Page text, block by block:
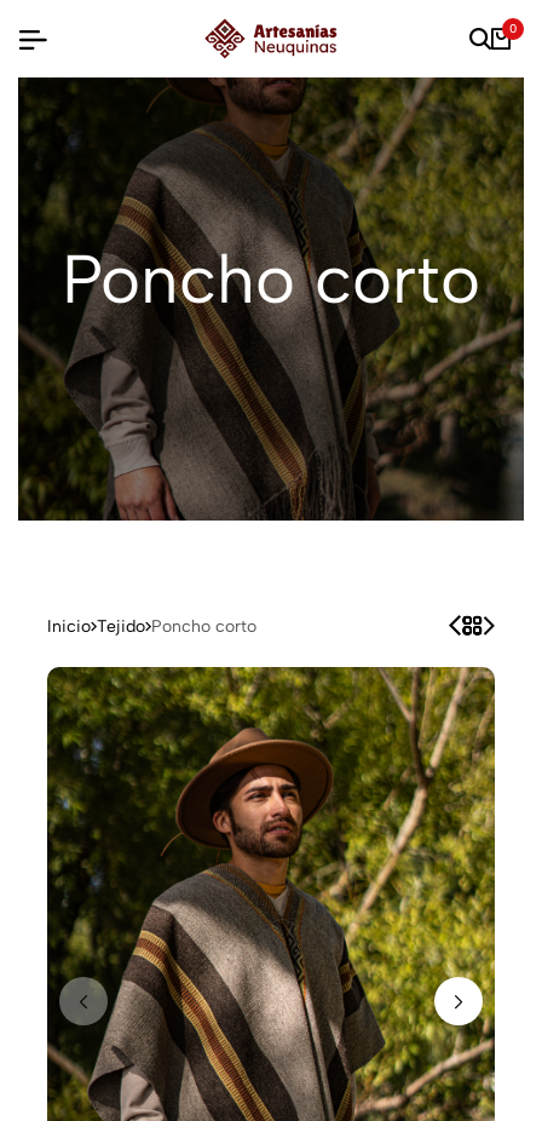
0
Poncho corto
Inicio Tejido Poncho corto